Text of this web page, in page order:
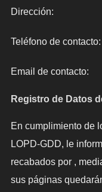
Dirección:
Teléfono de contacto:
Email de contacto:
Registro de Datos
En cumplimiento de
LOPD-GDD, le
recabados por ,
sus páginas